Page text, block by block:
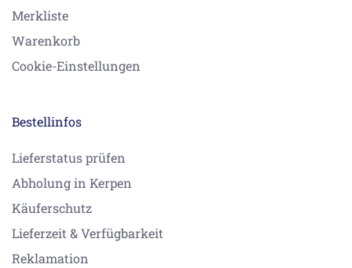
Merkliste
Warenkorb
Cookie-Einstellungen
Bestellinfos
Lieferstatus prüfen
Abholung in Kerpen
Käuferschutz
Lieferzeit & Verfügbarkeit
Reklamation